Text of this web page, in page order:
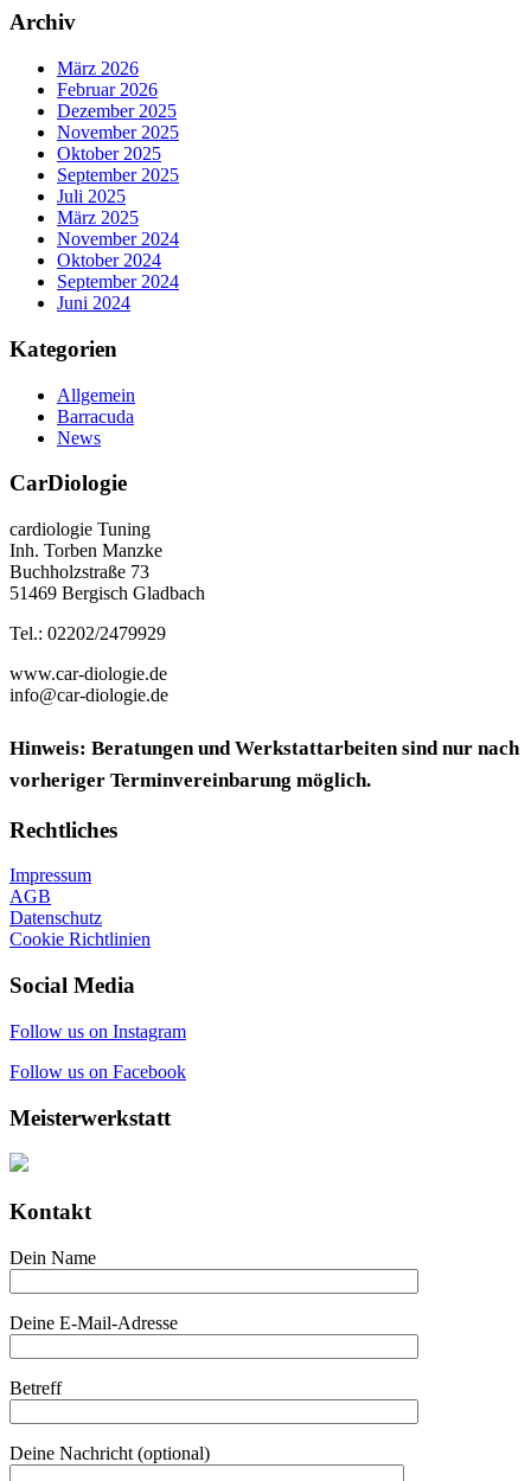
Archiv
März 2026
Februar 2026
Dezember 2025
November 2025
Oktober 2025
September 2025
Juli 2025
März 2025
November 2024
Oktober 2024
September 2024
Juni 2024
Kategorien
Allgemein
Barracuda
News
CarDiologie
cardiologie Tuning
Inh. Torben Manzke
Buchholzstraße 73
51469 Bergisch Gladbach
Tel.: 02202/2479929
www.car-diologie.de
info@car-diologie.de
Hinweis: Beratungen und Werkstattarbeiten sind nur nach
vorheriger Terminvereinbarung möglich.
Rechtliches
Impressum
AGB
Datenschutz
Cookie Richtlinien
Social Media
Follow us on Instagram
Follow us on Facebook
Meisterwerkstatt
Kontakt
Dein Name
Deine E-Mail-Adresse
Betreff
Deine Nachricht (optional)